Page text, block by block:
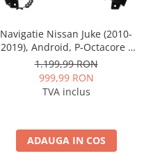
Navigatie Nissan Juke (2010-
2019), Android, P-Octacore /
2GB RAM + 32GB ROM, 9 Inch
- AD-BGP9002+AD-BGRKIT168
1.199,99 RON
999,99 RON
TVA inclus
ADAUGA IN COS